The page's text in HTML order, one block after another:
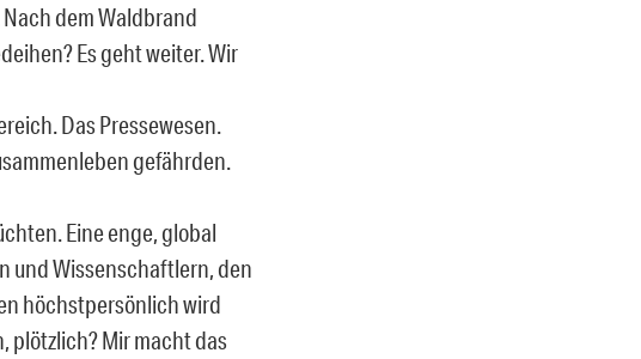
dem Waldbrand
Es geht weiter. Wir
Das Pressewesen.
gefährden.
Eine enge, global
und Wissenschaftlern, den
höchstpersönlich wird
plötzlich? Mir macht das